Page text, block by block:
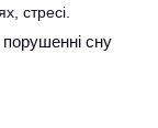
стресі.
порушенні сну